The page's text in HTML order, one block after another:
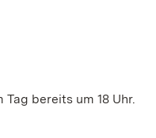
bereits um 18 Uhr.